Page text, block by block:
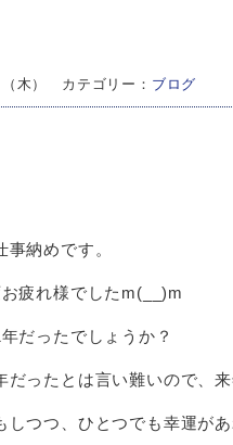
木） カテゴリー： ブログ
納めです。
疲れ様でしたm(__)m
だったでしょうか？
だったとは言い難いので、
しつつ、ひとつでも幸運が